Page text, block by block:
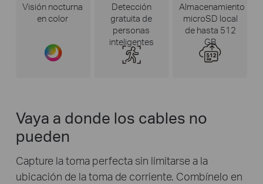
Visión nocturna
en color
Detección
gratuita de
personas
inteligentes
Almacenamiento
microSD local
de hasta 512
GB
Vaya a donde los cables no
pueden
Capture la toma perfecta sin limitarse a la
ubicación de la toma de corriente. Combínelo en